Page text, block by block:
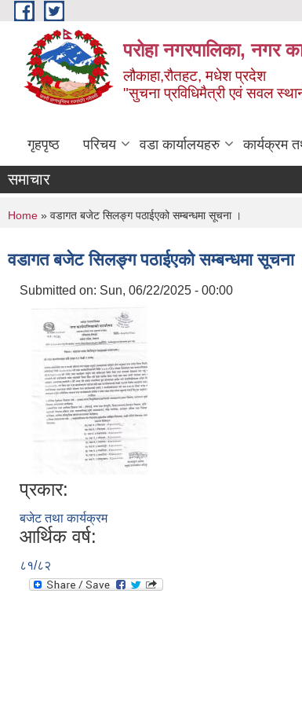
Skip to main content
परोहा नगरपालिका, नगर
लौकाहा,रौतहट, मधेश प्रदेश
"सुचना प्रविधिमैत्री एवं सवल
गृहपृष्ठ परिचय वडा कार्यालयहरु कार्यक्रम
समाचार
You are here
Home » वडागत बजेट सिलङ्ग पठाईएको सम्बन्धमा सूचना ।
वडागत बजेट सिलङ्ग पठाईएको सम्बन्धमा सूचना
Submitted on: Sun, 06/22/2025 - 00:00
प्रकार:
बजेट तथा कार्यक्रम
आर्थिक वर्ष:
८१/८२